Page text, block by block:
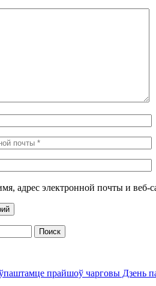
адрес электронной почты и веб-
прайшоў чарговы Дзень